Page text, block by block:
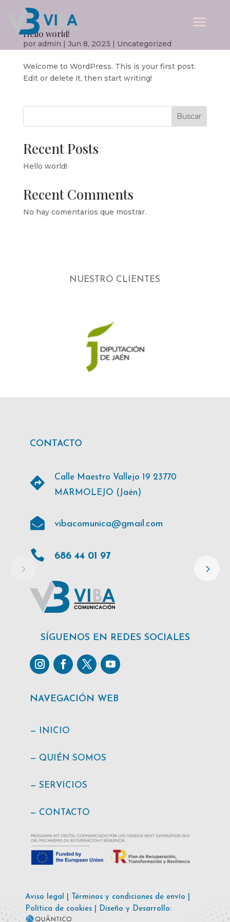
Hello world!
por admin | Jun 8, 2023 | Uncategorized
Welcome to WordPress. This is your first post.
Edit or delete it, then start writing!
Buscar
Recent Posts
Hello world!
Recent Comments
No hay comentarios que mostrar.
NUESTRO CLIENTES
CONTACTO

Calle Maestro Vallejo 19 23770
MARMOLEJO (Jaén)
 vibacomunica@gmail.com
 686 44 01 97
SÍGUENOS EN REDES SOCIALES
NAVEGACIÓN WEB
— INICIO
— QUIÉN SOMOS
— SERVICIOS
— CONTACTO
Aviso legal | Términos y condiciones de envío |
Política de cookies | Diseño y Desarrollo: